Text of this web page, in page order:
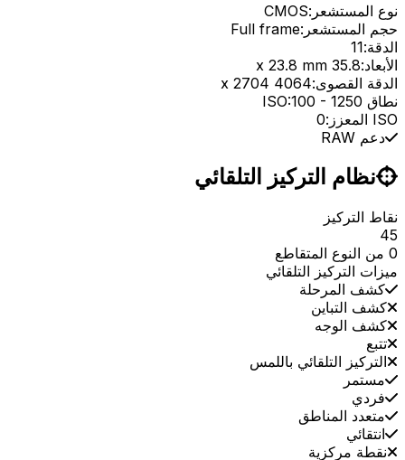
نوع المستشعر:CMOS
حجم المستشعر:Full frame
الدقة:11
الأبعاد:35.8 x 23.8 mm
الدقة القصوى:4064 x 2704
نطاق ISO:
100 - 1250
ISO المعزز:
0
دعم RAW
نظام التركيز التلقائي
نقاط التركيز
45
0 من النوع المتقاطع
ميزات التركيز التلقائي
كشف المرحلة
كشف التباين
كشف الوجه
تتبع
التركيز التلقائي باللمس
مستمر
فردي
متعدد المناطق
انتقائي
نقطة مركزية